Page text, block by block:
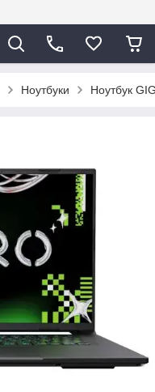
Ноутбуки Ноутбук